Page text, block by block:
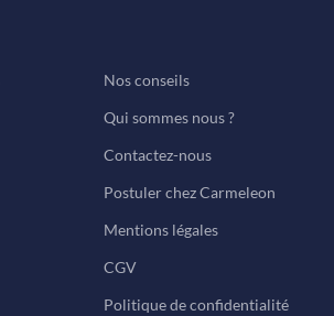
Nos conseils
Qui sommes nous ?
Contactez-nous
Postuler chez Carmeleon
Mentions légales
CGV
Politique de confidentialité